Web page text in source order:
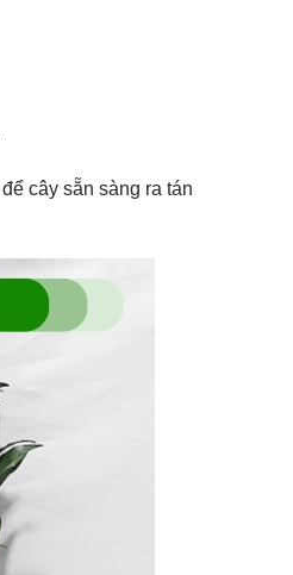
để cây sẵn sàng ra tán